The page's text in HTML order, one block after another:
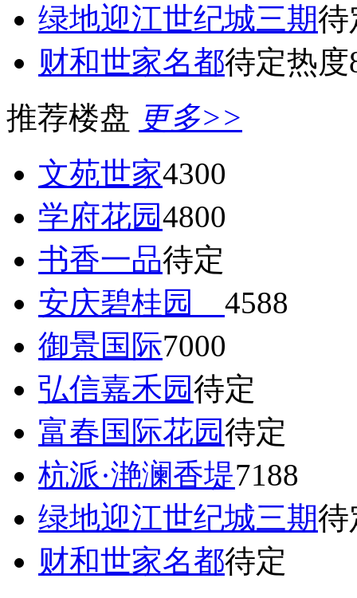
绿地迎江世纪城三期待
财和世家名都待定热度
推荐楼盘 更多>>
文苑世家4300
学府花园4800
书香一品待定
安庆碧桂园 4588
御景国际7000
弘信嘉禾园待定
富春国际花园待定
杭派·滟澜香堤7188
绿地迎江世纪城三期待
财和世家名都待定